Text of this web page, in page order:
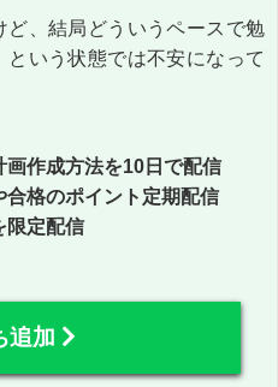
、結局どういうペースで勉
いう状態では不安になって
作成方法を10日で配信
格のポイント定期配信
限定配信
追加